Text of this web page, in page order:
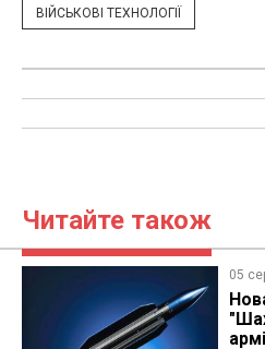
ВІЙСЬКОВІ ТЕХНОЛОГІЇ
Читайте також
05